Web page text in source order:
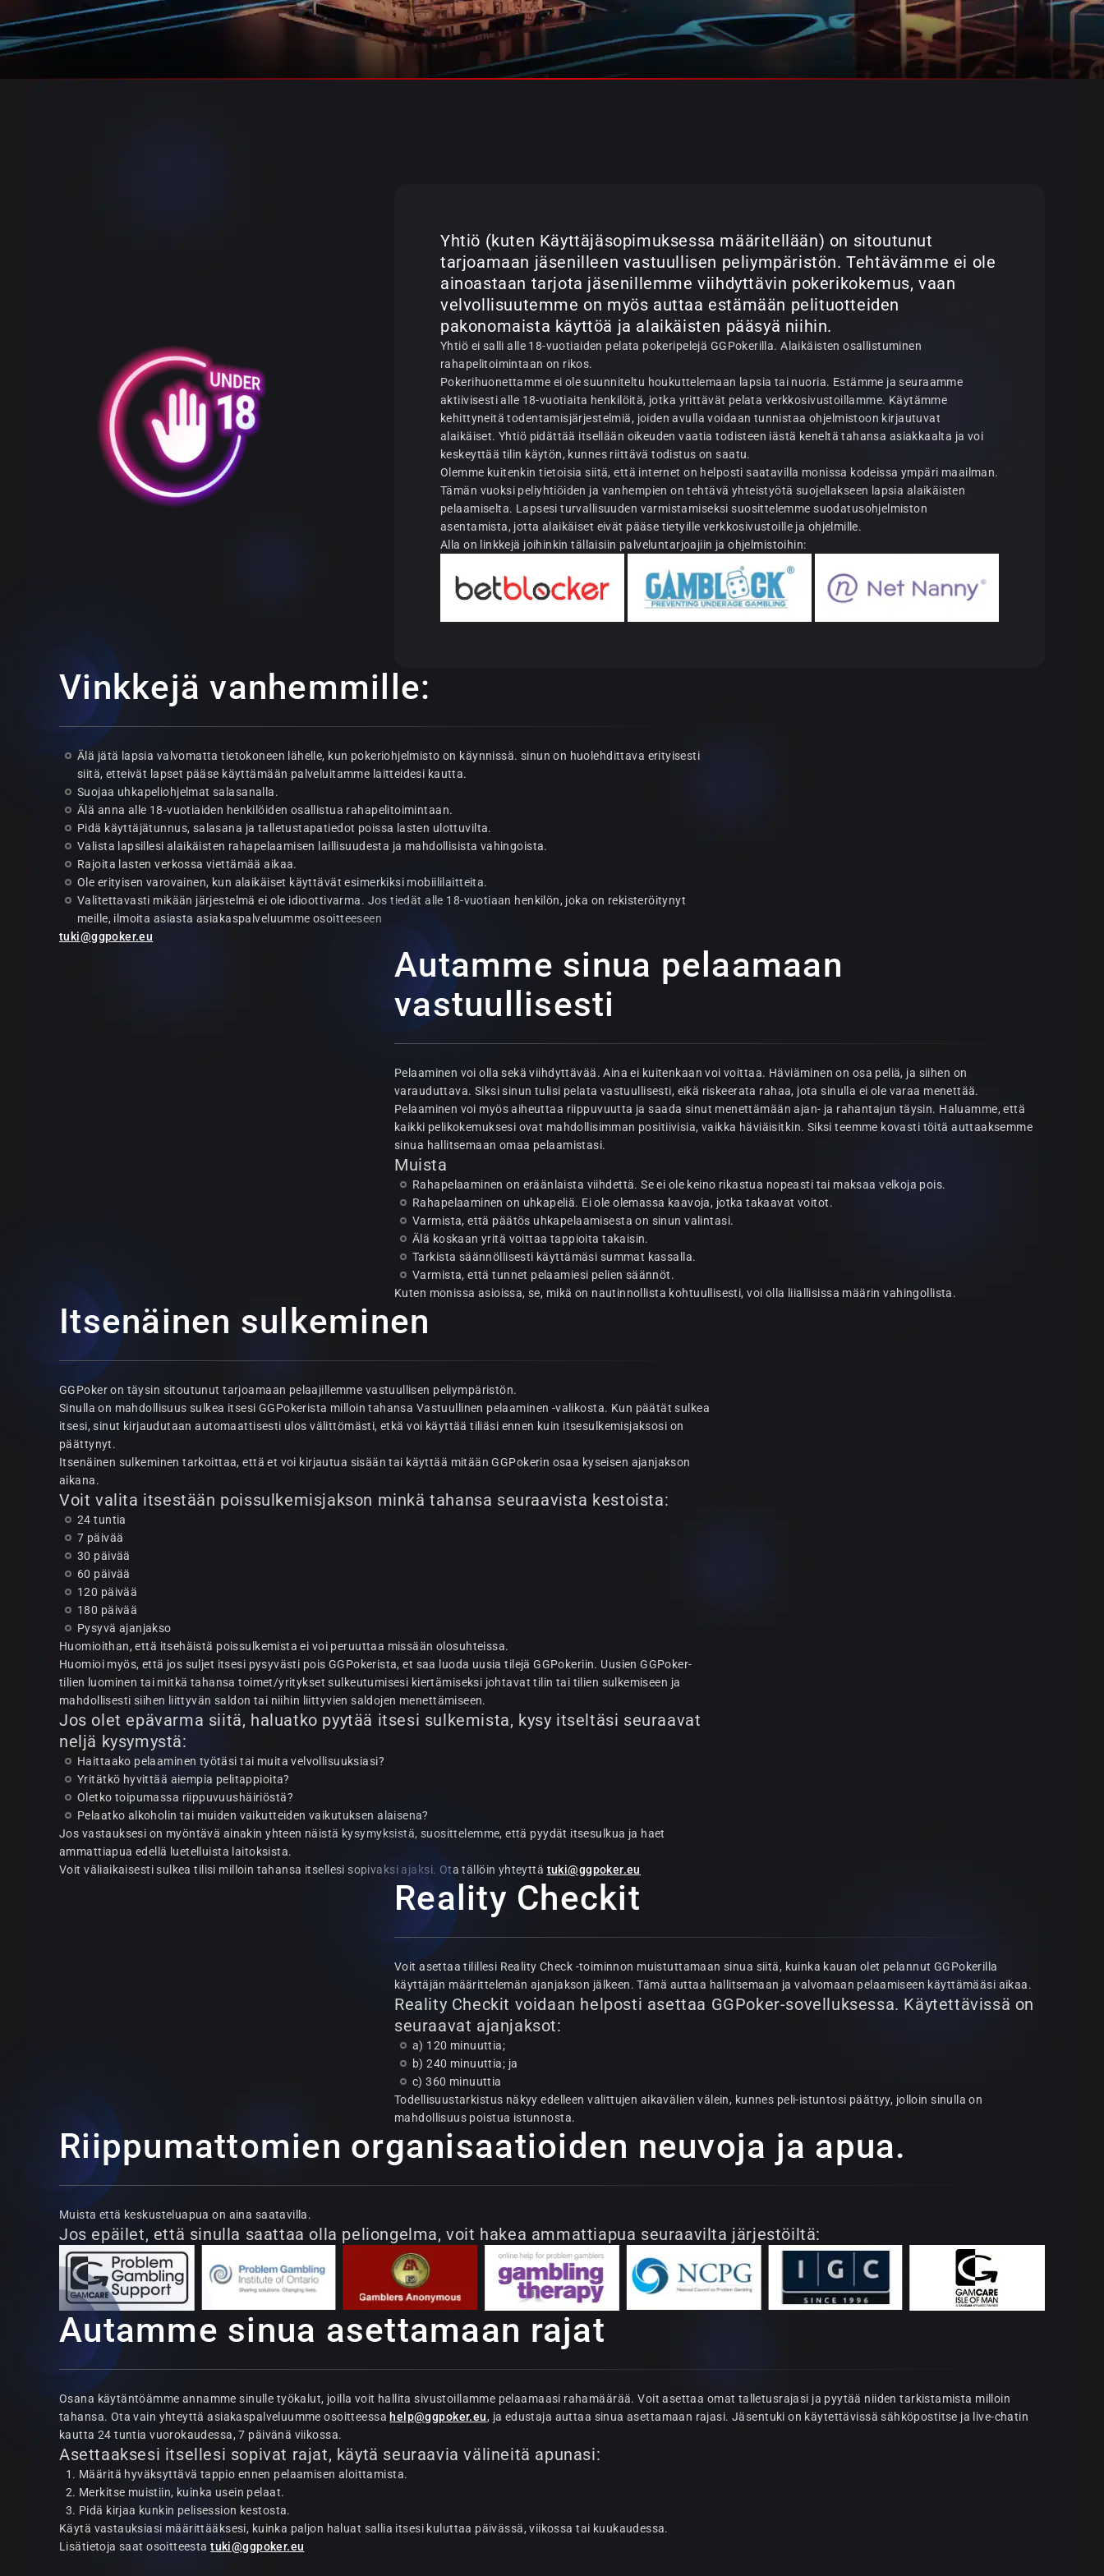
Yhtiö (kuten Käyttäjäsopimuksessa määritellään) on sitoutunut
tarjoamaan jäsenilleen vastuullisen peliympäristön. Tehtävämme ei ole
ainoastaan tarjota jäsenillemme viihdyttävin pokerikokemus, vaan
velvollisuutemme on myös auttaa estämään pelituotteiden
pakonomaista käyttöä ja alaikäisten pääsyä niihin.
Yhtiö ei salli alle 18-vuotiaiden pelata pokeripelejä GGPokerilla. Alaikäisten osallistuminen
rahapelitoimintaan on rikos.
Pokerihuonettamme ei ole suunniteltu houkuttelemaan lapsia tai nuoria. Estämme ja seuraamme
aktiivisesti alle 18-vuotiaita henkilöitä, jotka yrittävät pelata verkkosivustoillamme. Käytämme
kehittyneitä todentamisjärjestelmiä, joiden avulla voidaan tunnistaa ohjelmistoon kirjautuvat
alaikäiset. Yhtiö pidättää itsellään oikeuden vaatia todisteen iästä keneltä tahansa asiakkaalta ja voi
keskeyttää tilin käytön, kunnes riittävä todistus on saatu.
Olemme kuitenkin tietoisia siitä, että internet on helposti saatavilla monissa kodeissa ympäri maailman.
Tämän vuoksi peliyhtiöiden ja vanhempien on tehtävä yhteistyötä suojellakseen lapsia alaikäisten
pelaamiselta. Lapsesi turvallisuuden varmistamiseksi suosittelemme suodatusohjelmiston
asentamista, jotta alaikäiset eivät pääse tietyille verkkosivustoille ja ohjelmille.
Alla on linkkejä joihinkin tällaisiin palveluntarjoajiin ja ohjelmistoihin:
Vinkkejä vanhemmille:
Älä jätä lapsia valvomatta tietokoneen lähelle, kun pokeriohjelmisto on käynnissä. sinun on huolehdittava erityisesti
siitä, etteivät lapset pääse käyttämään palveluitamme laitteidesi kautta.
Suojaa uhkapeliohjelmat salasanalla.
Älä anna alle 18-vuotiaiden henkilöiden osallistua rahapelitoimintaan.
Pidä käyttäjätunnus, salasana ja talletustapatiedot poissa lasten ulottuvilta.
Valista lapsillesi alaikäisten rahapelaamisen laillisuudesta ja mahdollisista vahingoista.
Rajoita lasten verkossa viettämää aikaa.
Ole erityisen varovainen, kun alaikäiset käyttävät esimerkiksi mobiililaitteita.
Valitettavasti mikään järjestelmä ei ole idioottivarma. Jos tiedät alle 18-vuotiaan henkilön, joka on rekisteröitynyt
meille, ilmoita asiasta asiakaspalveluumme osoitteeseen
tuki@ggpoker.eu
Autamme sinua pelaamaan
vastuullisesti
Pelaaminen voi olla sekä viihdyttävää. Aina ei kuitenkaan voi voittaa. Häviäminen on osa peliä, ja siihen on
varauduttava. Siksi sinun tulisi pelata vastuullisesti, eikä riskeerata rahaa, jota sinulla ei ole varaa menettää.
Pelaaminen voi myös aiheuttaa riippuvuutta ja saada sinut menettämään ajan- ja rahantajun täysin. Haluamme, että
kaikki pelikokemuksesi ovat mahdollisimman positiivisia, vaikka häviäisitkin. Siksi teemme kovasti töitä auttaaksemme
sinua hallitsemaan omaa pelaamistasi.
Muista
Rahapelaaminen on eräänlaista viihdettä. Se ei ole keino rikastua nopeasti tai maksaa velkoja pois.
Rahapelaaminen on uhkapeliä. Ei ole olemassa kaavoja, jotka takaavat voitot.
Varmista, että päätös uhkapelaamisesta on sinun valintasi.
Älä koskaan yritä voittaa tappioita takaisin.
Tarkista säännöllisesti käyttämäsi summat kassalla.
Varmista, että tunnet pelaamiesi pelien säännöt.
Kuten monissa asioissa, se, mikä on nautinnollista kohtuullisesti, voi olla liiallisissa määrin vahingollista.
Itsenäinen sulkeminen
GGPoker on täysin sitoutunut tarjoamaan pelaajillemme vastuullisen peliympäristön.
Sinulla on mahdollisuus sulkea itsesi GGPokerista milloin tahansa Vastuullinen pelaaminen -valikosta. Kun päätät sulkea
itsesi, sinut kirjaudutaan automaattisesti ulos välittömästi, etkä voi käyttää tiliäsi ennen kuin itsesulkemisjaksosi on
päättynyt.
Itsenäinen sulkeminen tarkoittaa, että et voi kirjautua sisään tai käyttää mitään GGPokerin osaa kyseisen ajanjakson
aikana.
Voit valita itsestään poissulkemisjakson minkä tahansa seuraavista kestoista:
24 tuntia
7 päivää
30 päivää
60 päivää
120 päivää
180 päivää
Pysyvä ajanjakso
Huomioithan, että itsehäistä poissulkemista ei voi peruuttaa missään olosuhteissa.
Huomioi myös, että jos suljet itsesi pysyvästi pois GGPokerista, et saa luoda uusia tilejä GGPokeriin. Uusien GGPoker-
tilien luominen tai mitkä tahansa toimet/yritykset sulkeutumisesi kiertämiseksi johtavat tilin tai tilien sulkemiseen ja
mahdollisesti siihen liittyvän saldon tai niihin liittyvien saldojen menettämiseen.
Jos olet epävarma siitä, haluatko pyytää itsesi sulkemista, kysy itseltäsi seuraavat
neljä kysymystä:
Haittaako pelaaminen työtäsi tai muita velvollisuuksiasi?
Yritätkö hyvittää aiempia pelitappioita?
Oletko toipumassa riippuvuushäiriöstä?
Pelaatko alkoholin tai muiden vaikutteiden vaikutuksen alaisena?
Jos vastauksesi on myöntävä ainakin yhteen näistä kysymyksistä, suosittelemme, että pyydät itsesulkua ja haet
ammattiapua edellä luetelluista laitoksista.
Voit väliaikaisesti sulkea tilisi milloin tahansa itsellesi sopivaksi ajaksi. Ota tällöin yhteyttä tuki@ggpoker.eu
Reality Checkit
Voit asettaa tilillesi Reality Check -toiminnon muistuttamaan sinua siitä, kuinka kauan olet pelannut GGPokerilla
käyttäjän määrittelemän ajanjakson jälkeen. Tämä auttaa hallitsemaan ja valvomaan pelaamiseen käyttämääsi aikaa.
Reality Checkit voidaan helposti asettaa GGPoker-sovelluksessa. Käytettävissä on
seuraavat ajanjaksot:
a) 120 minuuttia;
b) 240 minuuttia; ja
c) 360 minuuttia
Todellisuustarkistus näkyy edelleen valittujen aikavälien välein, kunnes peli-istuntosi päättyy, jolloin sinulla on
mahdollisuus poistua istunnosta.
Riippumattomien organisaatioiden neuvoja ja apua.
Muista että keskusteluapua on aina saatavilla.
Jos epäilet, että sinulla saattaa olla peliongelma, voit hakea ammattiapua seuraavilta järjestöiltä:
Autamme sinua asettamaan rajat
Osana käytäntöämme annamme sinulle työkalut, joilla voit hallita sivustoillamme pelaamaasi rahamäärää. Voit asettaa omat talletusrajasi ja pyytää niiden tarkistamista milloin
tahansa. Ota vain yhteyttä asiakaspalveluumme osoitteessa help@ggpoker.eu, ja edustaja auttaa sinua asettamaan rajasi. Jäsentuki on käytettävissä sähköpostitse ja live-chatin
kautta 24 tuntia vuorokaudessa, 7 päivänä viikossa.
Asettaaksesi itsellesi sopivat rajat, käytä seuraavia välineitä apunasi:
Määritä hyväksyttävä tappio ennen pelaamisen aloittamista.
Merkitse muistiin, kuinka usein pelaat.
Pidä kirjaa kunkin pelisession kestosta.
Käytä vastauksiasi määrittääksesi, kuinka paljon haluat sallia itsesi kuluttaa päivässä, viikossa tai kuukaudessa.
Lisätietoja saat osoitteestatuki@ggpoker.eu